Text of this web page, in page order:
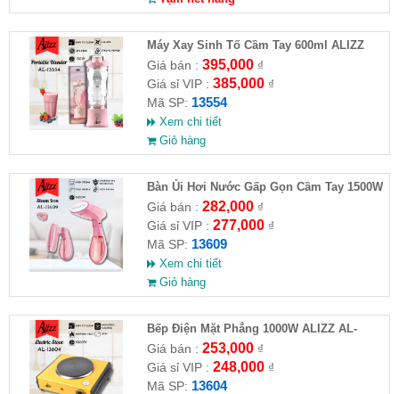
Máy Xay Sinh Tố Cầm Tay 600ml ALIZZ
AL-13554
Giá bán : 395,000₫
Giá sỉ VIP : 385,000₫
Mã SP: 13554
Xem chi tiết
Giỏ hàng
Bàn Ủi Hơi Nước Gấp Gọn Cầm Tay 1500W
ALIZZ AL-13609
Giá bán : 282,000₫
Giá sỉ VIP : 277,000₫
Mã SP: 13609
Xem chi tiết
Giỏ hàng
Bếp Điện Mặt Phẳng 1000W ALIZZ AL-
13604
Giá bán : 253,000₫
Giá sỉ VIP : 248,000₫
Mã SP: 13604